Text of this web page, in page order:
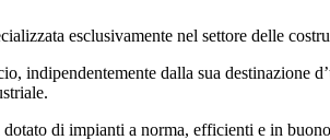
esclusivamente nel settore delle
indipendentemente dalla sua destinazione
di impianti a norma, efficienti e in